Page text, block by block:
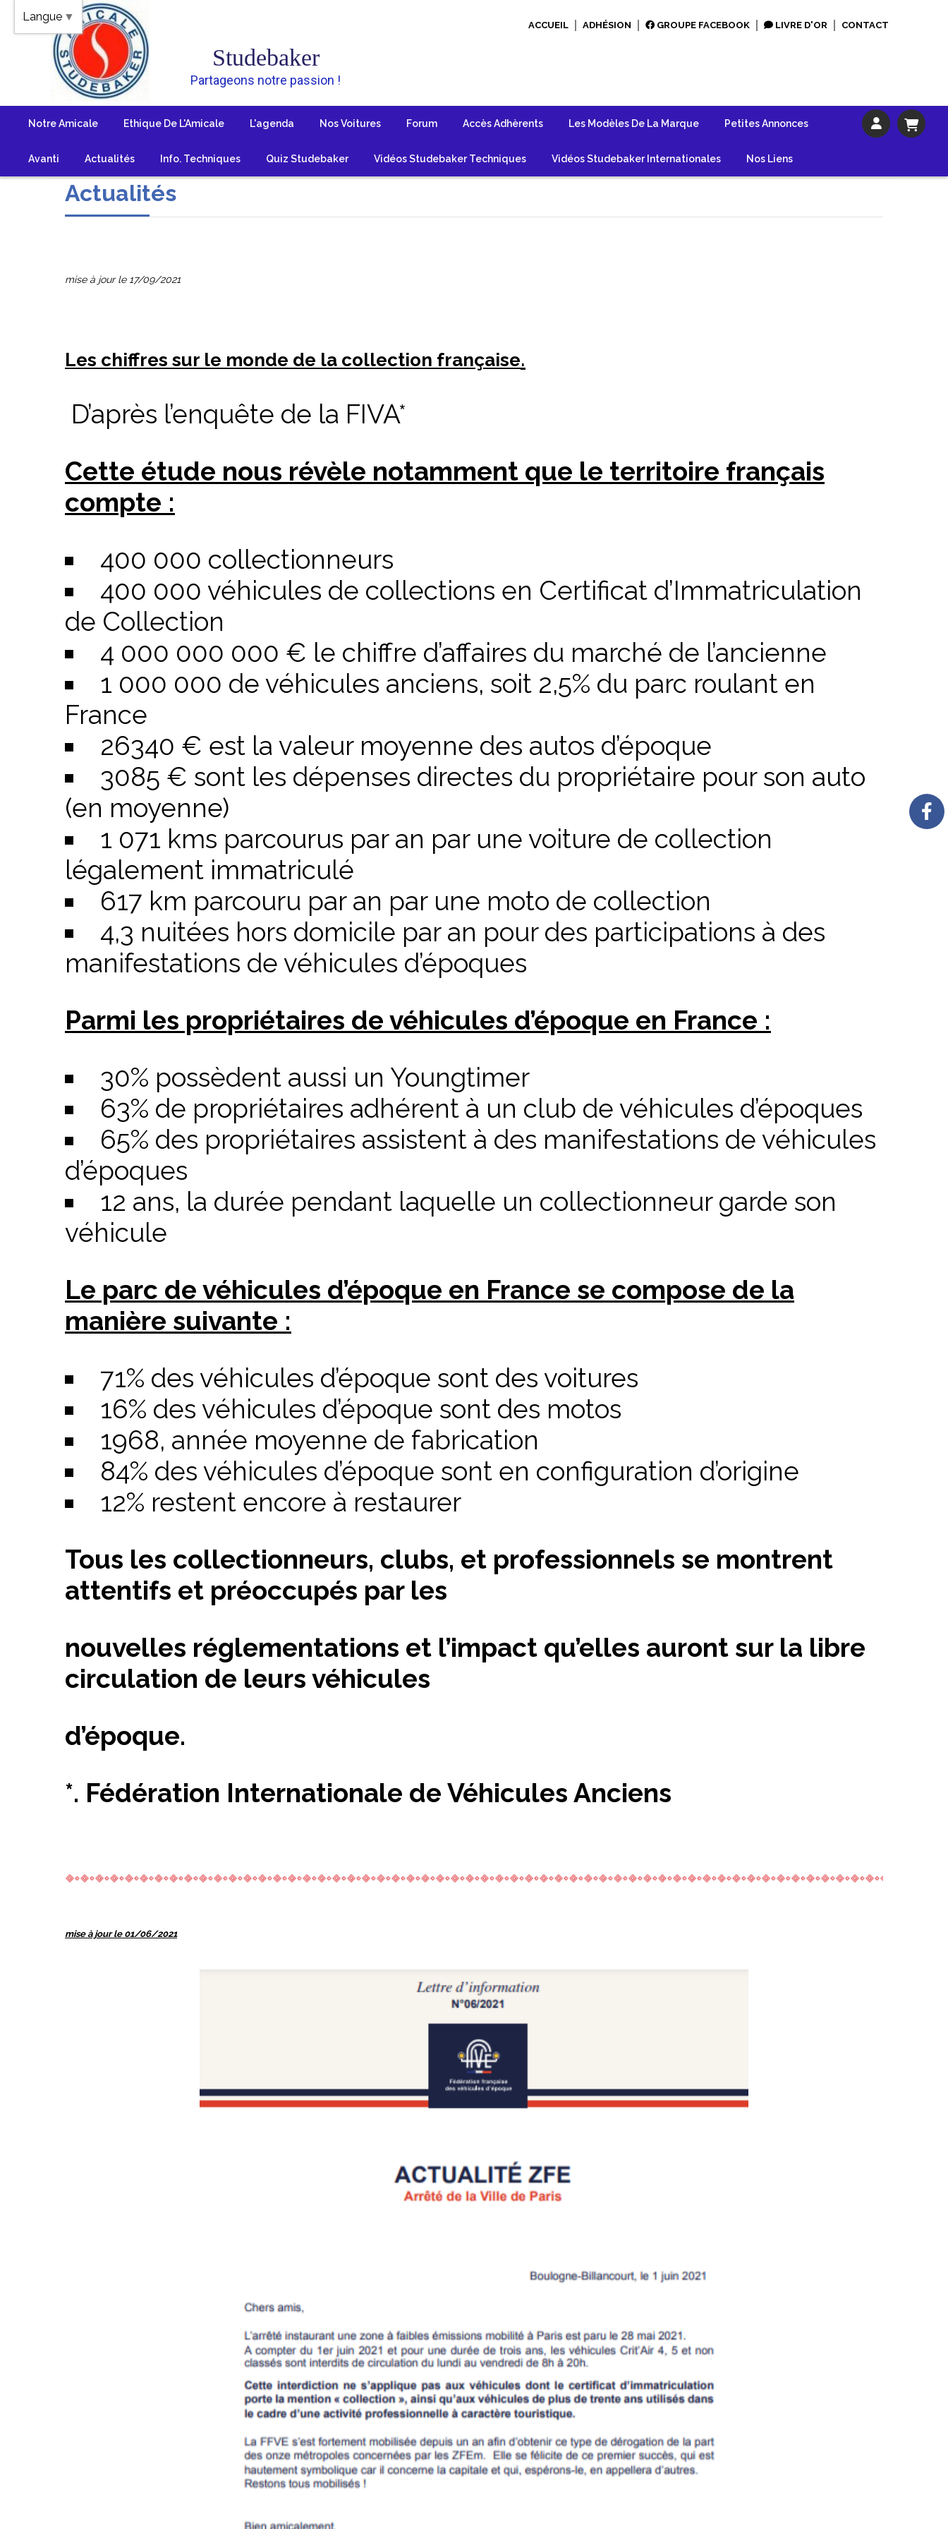
Studebaker
Partageons notre passion !
ACCUEIL ADHÉSION GROUPE FACEBOOK LIVRE D'OR CONTACT
Notre Amicale Ethique De L'Amicale L'agenda Nos Voitures Forum Accès Adhèrents Les Modèles De La Marque Petites Annonces
Avanti Actualités Info. Techniques Quiz Studebaker Vidéos Studebaker Techniques Vidéos Studebaker Internationales Nos Liens
Actualités
mise à jour le 17/09/2021
Les chiffres sur le monde de la collection française.
D’après l’enquête de la FIVA*
Cette étude nous révèle notamment que le territoire français
compte :
400 000 collectionneurs
400 000 véhicules de collections en Certificat d’Immatriculation
de Collection
4 000 000 000 € le chiffre d’affaires du marché de l’ancienne
1 000 000 de véhicules anciens, soit 2,5% du parc roulant en
France
26340 € est la valeur moyenne des autos d’époque
3085 € sont les dépenses directes du propriétaire pour son auto
(en moyenne)
1 071 kms parcourus par an par une voiture de collection
légalement immatriculé
617 km parcouru par an par une moto de collection
4,3 nuitées hors domicile par an pour des participations à des
manifestations de véhicules d’époques
Parmi les propriétaires de véhicules d’époque en France :
30% possèdent aussi un Youngtimer
63% de propriétaires adhérent à un club de véhicules d’époques
65% des propriétaires assistent à des manifestations de véhicules
d’époques
12 ans, la durée pendant laquelle un collectionneur garde son
véhicule
Le parc de véhicules d’époque en France se compose de la
manière suivante :
71% des véhicules d’époque sont des voitures
16% des véhicules d’époque sont des motos
1968, année moyenne de fabrication
84% des véhicules d’époque sont en configuration d’origine
12% restent encore à restaurer
Tous les collectionneurs, clubs, et professionnels se montrent
attentifs et préoccupés par les
nouvelles réglementations et l’impact qu’elles auront sur la libre
circulation de leurs véhicules
d’époque.
*. Fédération Internationale de Véhicules Anciens
mise à jour le 01/06/2021
Langue ▼
Panneau de gestion des cookies